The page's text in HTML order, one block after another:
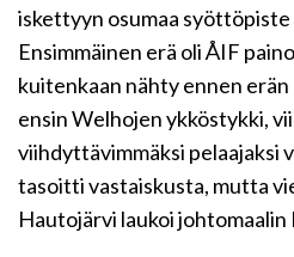
iskettyyn osumaa
Ensimmäinen erä oli ÅIF
kuitenkaan nähty ennen
ensin Welhojen ykköstykki,
viihdyttävimmäksi pelaajaksi
tasoitti vastaiskusta, mutta
Hautojärvi laukoi johtomaalin